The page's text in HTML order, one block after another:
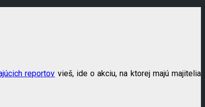
reportov vieš, ide o akciu, na ktorej majú majitelia